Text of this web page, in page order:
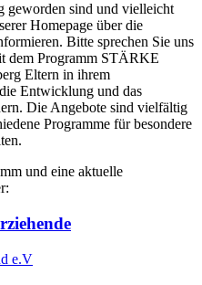
geworden sind und vielleicht
Homepage über die
Bitte sprechen Sie uns
dem Programm STÄRKE
Eltern in ihrem
Entwicklung und das
Die Angebote sind vielfältig
Programme für besondere
und eine aktuelle
e.V